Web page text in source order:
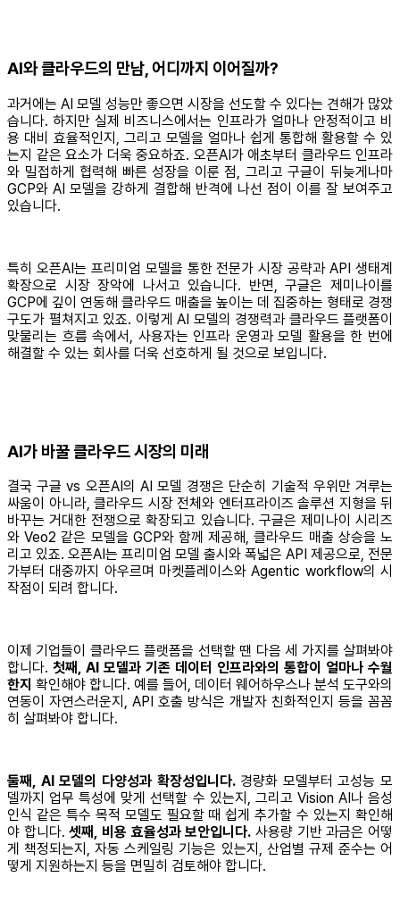
AI와 클라우드의 만남, 어디까지 이어질까?
과거에는 AI 모델 성능만 좋으면 시장을 선도할 수 있다는 견해가 많았
습니다. 하지만 실제 비즈니스에서는 인프라가 얼마나 안정적이고 비
용 대비 효율적인지, 그리고 모델을 얼마나 쉽게 통합해 활용할 수 있
는지 같은 요소가 더욱 중요하죠. 오픈AI가 애초부터 클라우드 인프라
와 밀접하게 협력해 빠른 성장을 이룬 점, 그리고 구글이 뒤늦게나마
GCP와 AI 모델을 강하게 결합해 반격에 나선 점이 이를 잘 보여주고
있습니다.
특히 오픈AI는 프리미엄 모델을 통한 전문가 시장 공략과 API 생태계
확장으로 시장 장악에 나서고 있습니다. 반면, 구글은 제미나이를
GCP에 깊이 연동해 클라우드 매출을 높이는 데 집중하는 형태로 경쟁
구도가 펼쳐지고 있죠. 이렇게 AI 모델의 경쟁력과 클라우드 플랫폼이
맞물리는 흐름 속에서, 사용자는 인프라 운영과 모델 활용을 한 번에
해결할 수 있는 회사를 더욱 선호하게 될 것으로 보입니다.
AI가 바꿀 클라우드 시장의 미래
결국 구글 vs 오픈AI의 AI 모델 경쟁은 단순히 기술적 우위만 겨루는
싸움이 아니라, 클라우드 시장 전체와 엔터프라이즈 솔루션 지형을 뒤
바꾸는 거대한 전쟁으로 확장되고 있습니다. 구글은 제미나이 시리즈
와 Veo2 같은 모델을 GCP와 함께 제공해, 클라우드 매출 상승을 노
리고 있죠. 오픈AI는 프리미엄 모델 출시와 폭넓은 API 제공으로, 전문
가부터 대중까지 아우르며 마켓플레이스와 Agentic workflow의 시
작점이 되려 합니다.
이제 기업들이 클라우드 플랫폼을 선택할 땐 다음 세 가지를 살펴봐야
합니다. 첫째, AI 모델과 기존 데이터 인프라와의 통합이 얼마나 수월
한지 확인해야 합니다. 예를 들어, 데이터 웨어하우스나 분석 도구와의
연동이 자연스러운지, API 호출 방식은 개발자 친화적인지 등을 꼼꼼
히 살펴봐야 합니다.
둘째, AI 모델의 다양성과 확장성입니다.경량화 모델부터 고성능 모
델까지 업무 특성에 맞게 선택할 수 있는지, 그리고 Vision AI나 음성
인식 같은 특수 목적 모델도 필요할 때 쉽게 추가할 수 있는지 확인해
야 합니다.셋째, 비용 효율성과 보안입니다. 사용량 기반 과금은 어떻
게 책정되는지, 자동 스케일링 기능은 있는지, 산업별 규제 준수는 어
떻게 지원하는지 등을 면밀히 검토해야 합니다.